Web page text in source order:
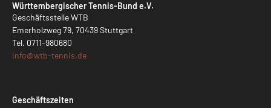
Württembergischer Tennis-Bund e.V.
Geschäftsstelle WTB
Emerholzweg 79, 70439 Stuttgart
Tel. 0711-980680
info@wtb-tennis.de
Geschäftszeiten